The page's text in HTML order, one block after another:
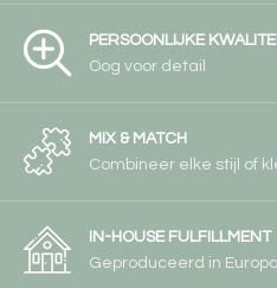
PERSOONLIJKE
Oog voor detail
MIX & MATCH
Combineer elke stijl of
IN-HOUSE FULFILLMENT
Geproduceerd in Europa